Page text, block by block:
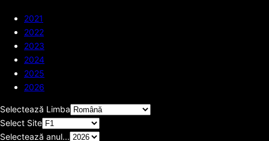
2021
2022
2023
2024
2025
2026
Selectează Limba
Select Site
Selectează anul...